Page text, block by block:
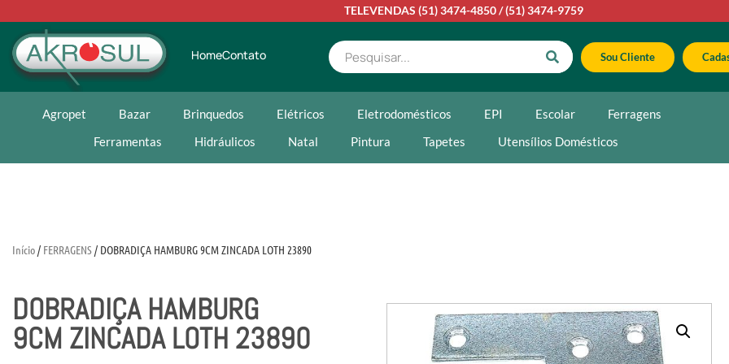
TELEVENDAS (51) 3474-4850/(51) 3474-9759
HomeContato Sou Cliente
Agropet Bazar Brinquedos Elétricos Eletrodomésticos EPI Escolar
Ferragens
Ferramentas
Hidráulicos Natal Pintura Tapetes Utensílios Domésticos
Início/ FERRAGENS/ DOBRADIÇA HAMBURG 9CM ZINCADA LOTH 23890
DOBRADIÇA HAMBURG
9CM ZINCADA LOTH 23890